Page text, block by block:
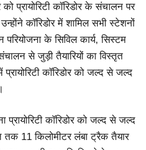
प्रायोरिटी कॉरिडोर के संचालन पर
कॉरिडोर में शामिल सभी स्टेशनों
परियोजना के सिविल कार्य, सिस्टम
से जुड़ी तैयारियों का विस्तृत
कॉरिडोर को जल्द से जल्द
प्रायोरिटी कॉरिडोर को जल्द से जल्द
11 किलोमीटर लंबा ट्रैक तैयार